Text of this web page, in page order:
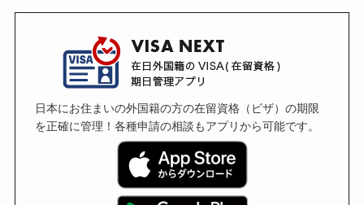
日本にお住まいの外国籍の方の在留資格（ビザ）の期限
を正確に管理！各種申請の相談もアプリから可能です。